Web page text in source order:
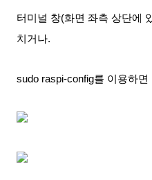
터미널 창(화면 좌측 상단에
치거나.
sudo raspi-config를 이용하면